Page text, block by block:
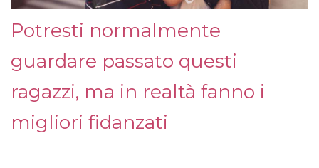
Potresti normalmente
guardare passato questi
ragazzi, ma in realtà fanno i
migliori fidanzati